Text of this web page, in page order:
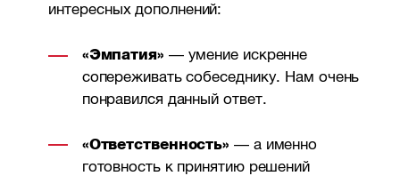
интересных дополнений:
«Эмпатия» — умение искренне
сопереживать собеседнику. Нам очень
понравился данный ответ.
«Ответственность» — а именно
готовность к принятию решений